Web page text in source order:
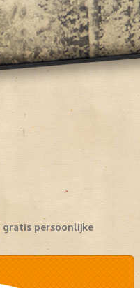
gratis persoonlijke